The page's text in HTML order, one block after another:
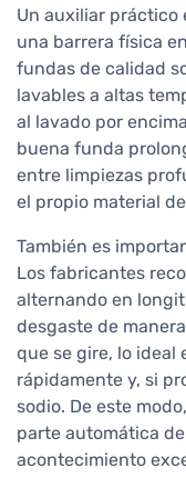
Un auxiliar práctico
una barrera física
fundas de calidad
lavables a altas
al lavado por
buena funda
entre limpiezas
el propio material
También es
Los fabricantes
alternando en
desgaste de
que se gire, lo ideal
rápidamente y, si
sodio. De este
parte automática
acontecimiento